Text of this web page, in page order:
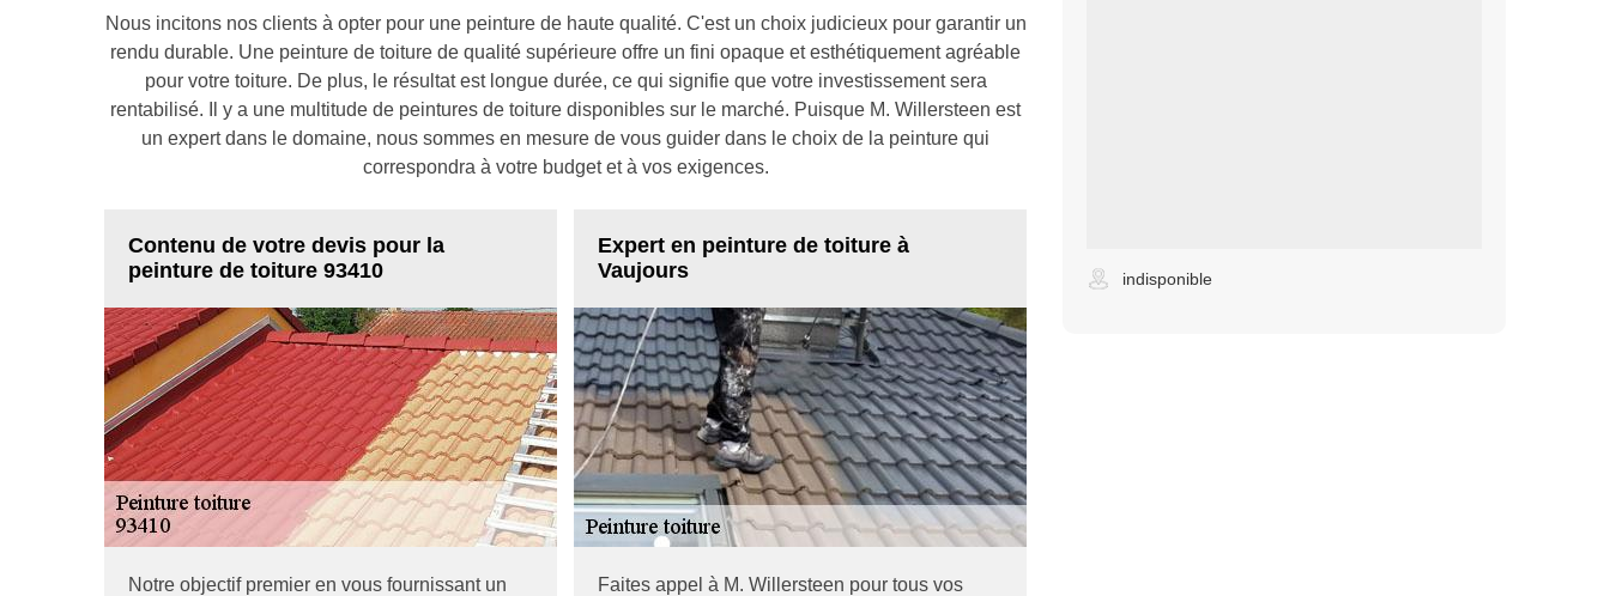
Nous incitons nos clients à opter pour une peinture de haute qualité. C'est un choix judicieux pour garantir un
rendu durable. Une peinture de toiture de qualité supérieure offre un fini opaque et esthétiquement agréable
pour votre toiture. De plus, le résultat est longue durée, ce qui signifie que votre investissement sera
rentabilisé. Il y a une multitude de peintures de toiture disponibles sur le marché. Puisque M. Willersteen est
un expert dans le domaine, nous sommes en mesure de vous guider dans le choix de la peinture qui
correspondra à votre budget et à vos exigences.
Contenu de votre devis pour la
peinture de toiture 93410
Notre objectif premier en vous fournissant un
Expert en peinture de toiture à
Vaujours
Faites appel à M. Willersteen pour tous vos
indisponible